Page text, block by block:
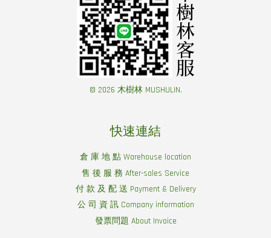
© 2026 木樹林 MUSHULIN.
快速連結
倉 庫 地 點 Warehouse location
售 後 服 務 After-sales Service
付 款 及 配 送 Payment & Delivery
公 司 資 訊 Company information
發票問題 About Invoice